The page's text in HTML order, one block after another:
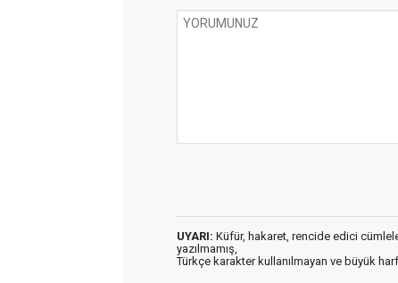
UYARI: Küfür, hakaret, rencide edici
yazılmamış,
Türkçe karakter kullanılmayan ve büyük